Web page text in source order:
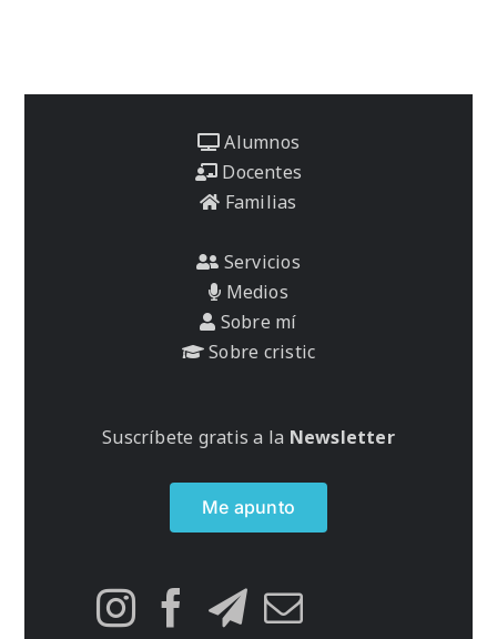
Alumnos
Docentes
Familias
Servicios
Medios
Sobre mí
Sobre cristic
Suscríbete gratis a la Newsletter
Me apunto